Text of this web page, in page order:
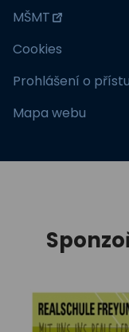
MŠMT
Cookies
Prohlášení o
Mapa webu